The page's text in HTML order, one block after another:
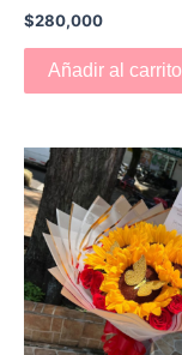
$280,000
Añadir al carrito